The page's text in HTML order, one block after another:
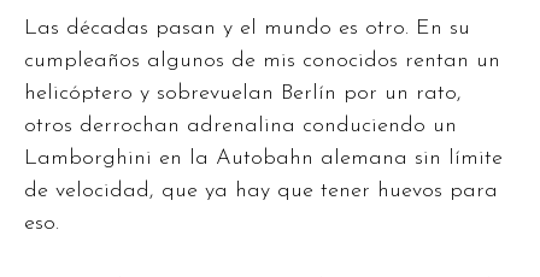
Las décadas pasan y el mundo es otro. En su
cumpleaños algunos de mis conocidos rentan un
helicóptero y sobrevuelan Berlín por un rato,
otros derrochan adrenalina conduciendo un
Lamborghini en la Autobahn alemana sin límite
de velocidad, que ya hay que tener huevos para
eso.